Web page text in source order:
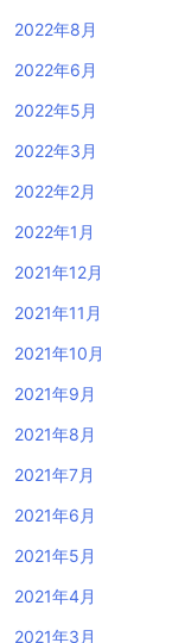
2022年8月
2022年6月
2022年5月
2022年3月
2022年2月
2022年1月
2021年12月
2021年11月
2021年10月
2021年9月
2021年8月
2021年7月
2021年6月
2021年5月
2021年4月
2021年3月